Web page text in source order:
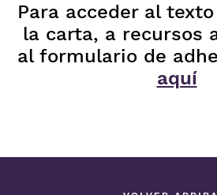
Para acceder al
la carta, a recursos
al formulario de
aquí